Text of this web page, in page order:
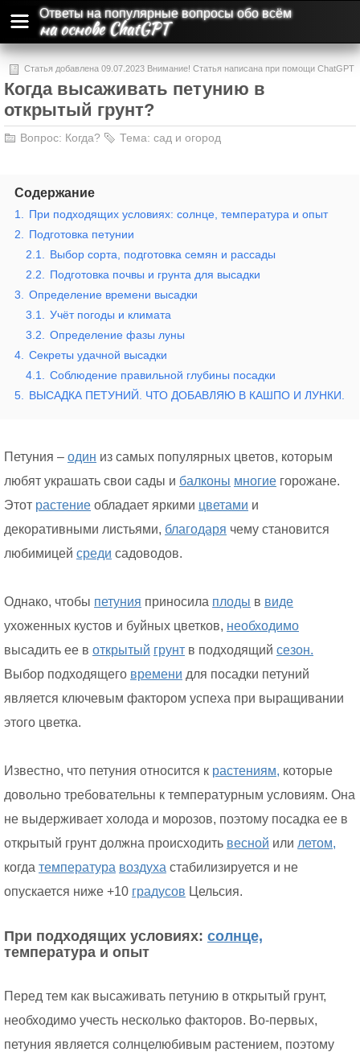
Ответы на популярные вопросы обо всём
на основе ChatGPT
Статья добавлена 09.07.2023 Внимание! Статья написана при помощи ChatGPT
и может содержать ошибки и неточности.
Когда высаживать петунию в
открытый грунт?
Вопрос: Когда? Тема: сад и огород
Содержание
1.
При подходящих условиях: солнце, температура и опыт
2.
Подготовка петунии
2.1.
Выбор сорта, подготовка семян и рассады
2.2.
Подготовка почвы и грунта для высадки
3.
Определение времени высадки
3.1.
Учёт погоды и климата
3.2.
Определение фазы луны
4.
Секреты удачной высадки
4.1.
Соблюдение правильной глубины посадки
5.
ВЫСАДКА ПЕТУНИЙ. ЧТО ДОБАВЛЯЮ В КАШПО И ЛУНКИ.
Петуния – один из самых популярных цветов, которым
любят украшать свои сады и балконы многие горожане.
Этот растение обладает яркими цветами и
декоративными листьями, благодаря чему становится
любимицей среди садоводов.
Однако, чтобы петуния приносила плоды в виде
ухоженных кустов и буйных цветков, необходимо
высадить ее в открытый грунт в подходящий сезон.
Выбор подходящего времени для посадки петуний
является ключевым фактором успеха при выращивании
этого цветка.
Известно, что петуния относится к растениям, которые
довольно требовательны к температурным условиям. Она
не выдерживает холода и морозов, поэтому посадка ее в
открытый грунт должна происходить весной или летом,
когда температура воздуха стабилизируется и не
опускается ниже +10 градусов Цельсия.
При подходящих условиях: солнце,
температура и опыт
Перед тем как высаживать петунию в открытый грунт,
необходимо учесть несколько факторов. Во-первых,
петуния является солнцелюбивым растением, поэтому